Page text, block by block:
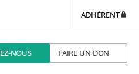
ADHÉRENT
NOUS FAIRE UN DON